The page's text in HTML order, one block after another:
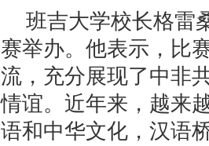
班吉大学校长格雷
赛举办。他表示，比
流，充分展现了中非
情谊。近年来，越来
语和中华文化，汉语